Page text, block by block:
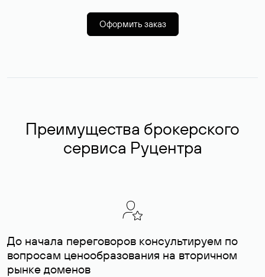
Оформить заказ
Преимущества брокерского
сервиса Руцентра
До начала переговоров консультируем по
вопросам ценообразования на вторичном
рынке доменов